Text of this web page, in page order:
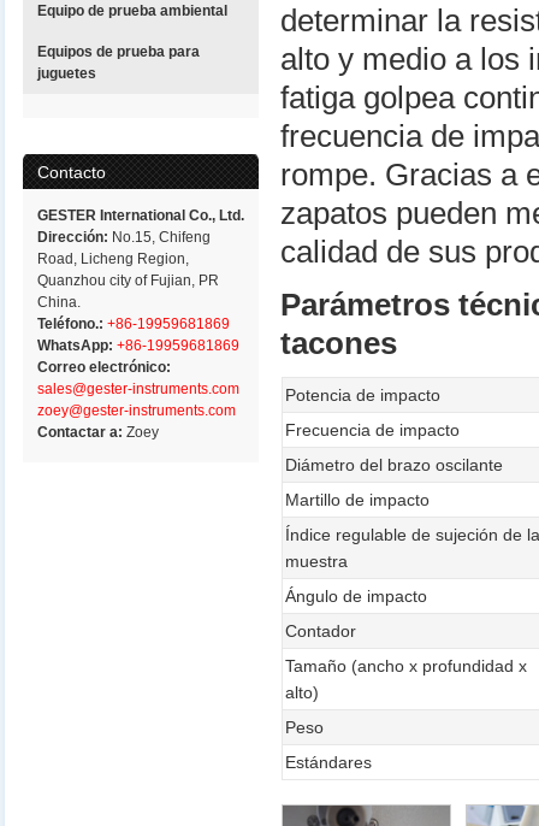
Equipo de prueba ambiental
Equipos de prueba para
juguetes
Contacto
GESTER International Co., Ltd.
Dirección: No.15, Chifeng
Road, Licheng Region,
Quanzhou city of Fujian, PR
China.
Teléfono.: +86-19959681869
WhatsApp: +86-19959681869
Correo electrónico:
sales@gester-instruments.com
zoey@gester-instruments.com
Contactar a:Zoey
determinar la
alto y medio a los
fatiga golpea
frecuencia de
rompe. Gracias a
zapatos pueden
calidad de sus
Parámetros
tacones
Potencia de impacto
Frecuencia de impacto
Diámetro del brazo oscilante
Martillo de impacto
Índice regulable de sujeción de
muestra
Ángulo de impacto
Contador
Tamaño (ancho x profundidad x
alto)
Peso
Estándares